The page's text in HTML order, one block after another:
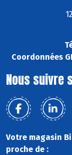
Coordonnées
Nous suivre
Votre magasin
proche de :